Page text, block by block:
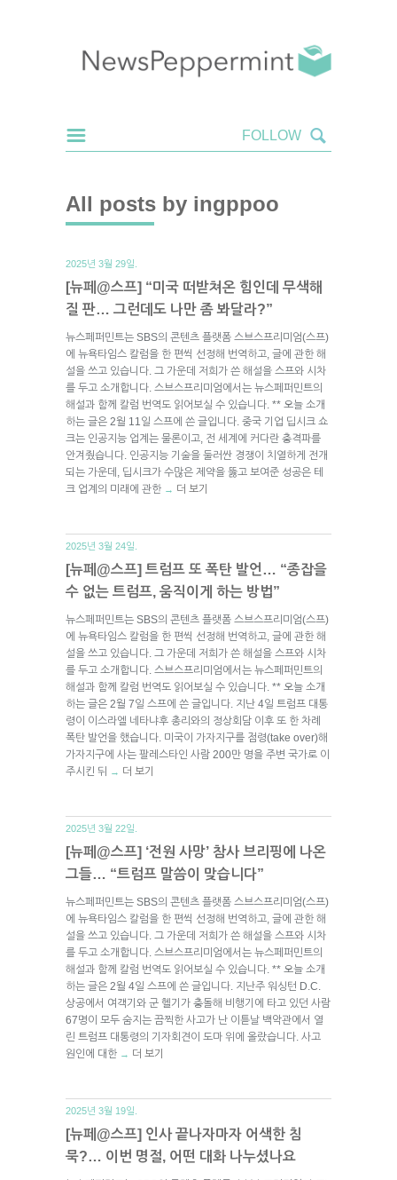
All posts by ingppoo
2025년 3월 29일.
[뉴페@스프] “미국 떠받쳐온 힘인데 무색해
질 판… 그런데도 나만 좀 봐달라?”
뉴스페퍼민트는 SBS의 콘텐츠 플랫폼 스브스프리미엄(스프)
에 뉴욕타임스 칼럼을 한 편씩 선정해 번역하고, 글에 관한 해
설을 쓰고 있습니다. 그 가운데 저희가 쓴 해설을 스프와 시차
를 두고 소개합니다. 스브스프리미엄에서는 뉴스페퍼민트의
해설과 함께 칼럼 번역도 읽어보실 수 있습니다. ** 오늘 소개
하는 글은 2월 11일 스프에 쓴 글입니다. 중국 기업 딥시크 쇼
크는 인공지능 업계는 물론이고, 전 세계에 커다란 충격파를
안겨줬습니다. 인공지능 기술을 둘러싼 경쟁이 치열하게 전개
되는 가운데, 딥시크가 수많은 제약을 뚫고 보여준 성공은 테
크 업계의 미래에 관한 → 더 보기
2025년 3월 24일.
[뉴페@스프] 트럼프 또 폭탄 발언… “종잡을
수 없는 트럼프, 움직이게 하는 방법”
뉴스페퍼민트는 SBS의 콘텐츠 플랫폼 스브스프리미엄(스프)
에 뉴욕타임스 칼럼을 한 편씩 선정해 번역하고, 글에 관한 해
설을 쓰고 있습니다. 그 가운데 저희가 쓴 해설을 스프와 시차
를 두고 소개합니다. 스브스프리미엄에서는 뉴스페퍼민트의
해설과 함께 칼럼 번역도 읽어보실 수 있습니다. ** 오늘 소개
하는 글은 2월 7일 스프에 쓴 글입니다. 지난 4일 트럼프 대통
령이 이스라엘 네타냐후 총리와의 정상회담 이후 또 한 차례
폭탄 발언을 했습니다. 미국이 가자지구를 점령(take over)해
가자지구에 사는 팔레스타인 사람 200만 명을 주변 국가로 이
주시킨 뒤 → 더 보기
2025년 3월 22일.
[뉴페@스프] ‘전원 사망’ 참사 브리핑에 나온
그들… “트럼프 말씀이 맞습니다”
뉴스페퍼민트는 SBS의 콘텐츠 플랫폼 스브스프리미엄(스프)
에 뉴욕타임스 칼럼을 한 편씩 선정해 번역하고, 글에 관한 해
설을 쓰고 있습니다. 그 가운데 저희가 쓴 해설을 스프와 시차
를 두고 소개합니다. 스브스프리미엄에서는 뉴스페퍼민트의
해설과 함께 칼럼 번역도 읽어보실 수 있습니다. ** 오늘 소개
하는 글은 2월 4일 스프에 쓴 글입니다. 지난주 워싱턴 D.C.
상공에서 여객기와 군 헬기가 충돌해 비행기에 타고 있던 사람
67명이 모두 숨지는 끔찍한 사고가 난 이튿날 백악관에서 열
린 트럼프 대통령의 기자회견이 도마 위에 올랐습니다. 사고
원인에 대한 → 더 보기
2025년 3월 19일.
[뉴페@스프] 인사 끝나자마자 어색한 침
묵?… 이번 명절, 어떤 대화 나누셨나요